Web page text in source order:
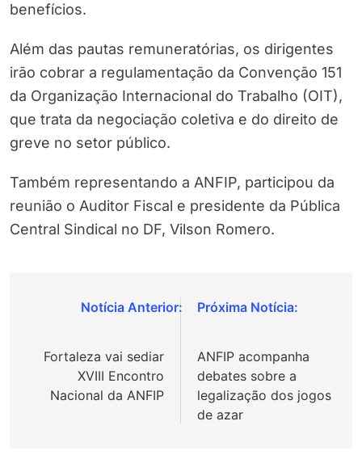
benefícios.
Além das pautas remuneratórias, os dirigentes
irão cobrar a regulamentação da Convenção 151
da Organização Internacional do Trabalho (OIT),
que trata da negociação coletiva e do direito de
greve no setor público.
Também representando a ANFIP, participou da
reunião o Auditor Fiscal e presidente da Pública
Central Sindical no DF, Vilson Romero.
Navegação
Post
Fortaleza vai sediar
XVIII Encontro
Nacional da ANFIP
ANFIP acompanha
debates sobre a
legalização dos jogos
de azar